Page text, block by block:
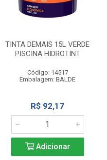
TINTA DEMAIS 15L VERDE
PISCINA HIDROTINT
Código: 14517
Embalagem: BALDE
R$ 92,17
Adicionar